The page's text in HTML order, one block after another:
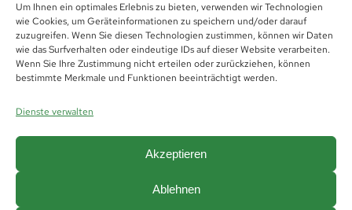
Um Ihnen ein optimales Erlebnis zu bieten, verwenden wir Technologien
wie Cookies, um Geräteinformationen zu speichern und/oder darauf
zuzugreifen. Wenn Sie diesen Technologien zustimmen, können wir Daten
wie das Surfverhalten oder eindeutige IDs auf dieser Website verarbeiten.
Wenn Sie Ihre Zustimmung nicht erteilen oder zurückziehen, können
bestimmte Merkmale und Funktionen beeinträchtigt werden.
Dienste verwalten
Akzeptieren
Ablehnen
© Copyright 2019 -2026 | Futura Thüringen